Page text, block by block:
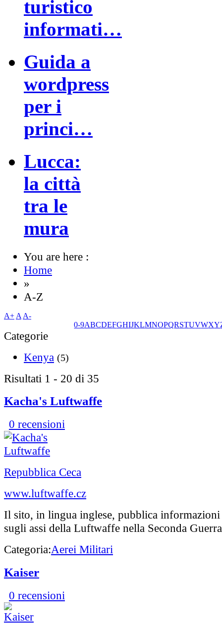
turistico
informati…
Guida a
wordpress
per i
princi…
Lucca:
la città
tra le
mura
You are here :
Home
»
A-Z
A+ A A-
0-9ABCDEFGHIJKLMNOPQRSTUVWXY
Categorie
Kenya (5)
Risultati 1 - 20 di 35
Kacha's Luftwaffe
0 recensioni
Repubblica Ceca
www.luftwaffe.cz
Il sito, in lingua inglese, pubblica
sugli assi della Luftwaffe nella Seconda
Categoria:Aerei Militari
Kaiser
0 recensioni